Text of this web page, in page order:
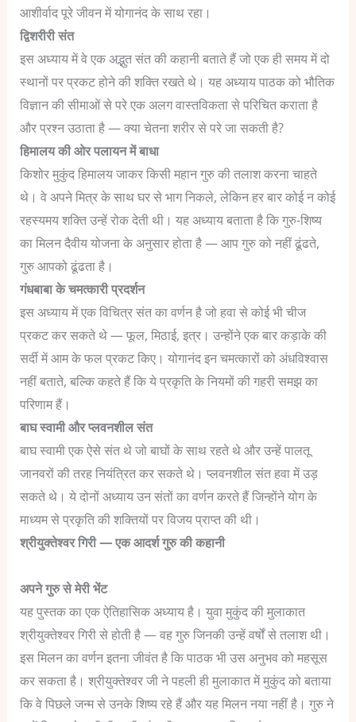
आशीर्वाद पूरे जीवन में योगानंद के साथ रहा।
द्विशरीरी संत
इस अध्याय में वे एक अद्भुत संत की कहानी बताते हैं जो एक ही समय में दो
स्थानों पर प्रकट होने की शक्ति रखते थे। यह अध्याय पाठक को भौतिक
विज्ञान की सीमाओं से परे एक अलग वास्तविकता से परिचित कराता है
और प्रश्न उठाता है — क्या चेतना शरीर से परे जा सकती है?
हिमालय की ओर पलायन में बाधा
किशोर मुकुंद हिमालय जाकर किसी महान गुरु की तलाश करना चाहते
थे। वे अपने मित्र के साथ घर से भाग निकले, लेकिन हर बार कोई न कोई
रहस्यमय शक्ति उन्हें रोक देती थी। यह अध्याय बताता है कि गुरु-शिष्य
का मिलन दैवीय योजना के अनुसार होता है — आप गुरु को नहीं ढूंढते,
गुरु आपको ढूंढता है।
गंधबाबा के चमत्कारी प्रदर्शन
इस अध्याय में एक विचित्र संत का वर्णन है जो हवा से कोई भी चीज
प्रकट कर सकते थे — फूल, मिठाई, इत्र। उन्होंने एक बार कड़ाके की
सर्दी में आम के फल प्रकट किए। योगानंद इन चमत्कारों को अंधविश्वास
नहीं बताते, बल्कि कहते हैं कि ये प्रकृति के नियमों की गहरी समझ का
परिणाम हैं।
बाघ स्वामी और प्लवनशील संत
बाघ स्वामी एक ऐसे संत थे जो बाघों के साथ रहते थे और उन्हें पालतू
जानवरों की तरह नियंत्रित कर सकते थे। प्लवनशील संत हवा में उड़
सकते थे। ये दोनों अध्याय उन संतों का वर्णन करते हैं जिन्होंने योग के
माध्यम से प्रकृति की शक्तियों पर विजय प्राप्त की थी।
श्रीयुक्तेश्वर गिरी — एक आदर्श गुरु की कहानी
अपने गुरु से मेरी भेंट
यह पुस्तक का एक ऐतिहासिक अध्याय है। युवा मुकुंद की मुलाकात
श्रीयुक्तेश्वर गिरी से होती है — वह गुरु जिनकी उन्हें वर्षों से तलाश थी।
इस मिलन का वर्णन इतना जीवंत है कि पाठक भी उस अनुभव को महसूस
कर सकता है। श्रीयुक्तेश्वर जी ने पहली ही मुलाकात में मुकुंद को बताया
कि वे पिछले जन्म से उनके शिष्य रहे हैं और यह मिलन नया नहीं है। गुरु ने